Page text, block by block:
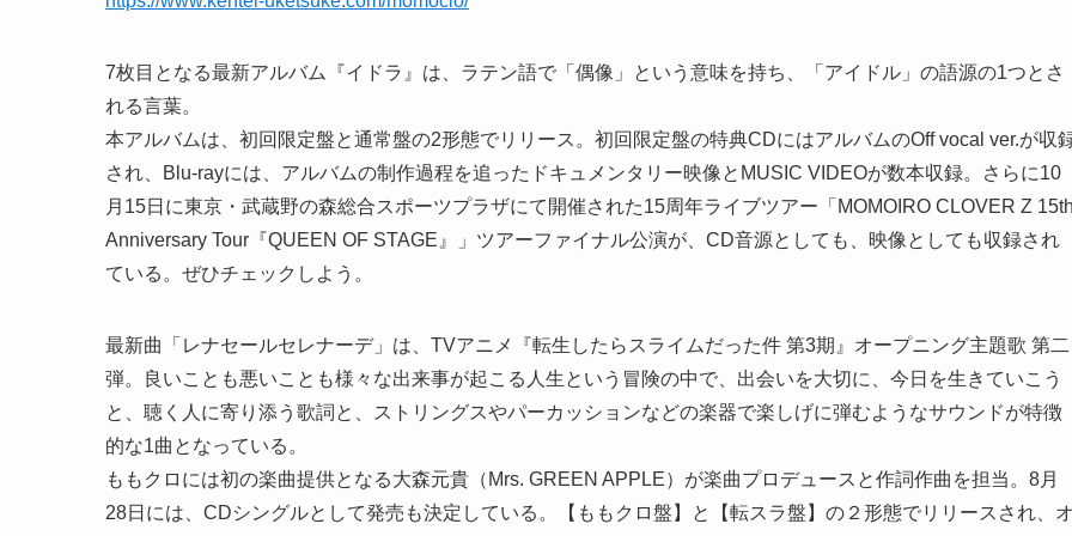
7枚目となる最新アルバム『イドラ』は、ラテン語で「偶像」という意味を持ち、「アイドル」の語源の1つとさ
れる言葉。
本アルバムは、初回限定盤と通常盤の2形態でリリース。初回限定盤の特典CDにはアルバムのOff vocal ver.が収
され、Blu-rayには、アルバムの制作過程を追ったドキュメンタリー映像とMUSIC VIDEOが数本収録。さらに10
月15日に東京・武蔵野の森総合スポーツプラザにて開催された15周年ライブツアー「MOMOIRO CLOVER Z 15th
Anniversary Tour『QUEEN OF STAGE』」ツアーファイナル公演が、CD音源としても、映像としても収録され
ている。ぜひチェックしよう。
最新曲「レナセールセレナーデ」は、TVアニメ『転生したらスライムだった件 第3期』オープニング主題歌 第二
弾。良いことも悪いことも様々な出来事が起こる人生という冒険の中で、出会いを大切に、今日を生きていこう
と、聴く人に寄り添う歌詞と、ストリングスやパーカッションなどの楽器で楽しげに弾むようなサウンドが特徴
的な1曲となっている。
ももクロには初の楽曲提供となる大森元貴（Mrs. GREEN APPLE）が楽曲プロデュースと作詞作曲を担当。8月
28日には、CDシングルとして発売も決定している。【ももクロ盤】と【転スラ盤】の２形態でリリースされ、オ